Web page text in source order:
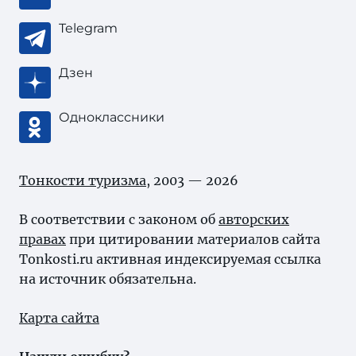
Telegram
Дзен
Одноклассники
Тонкости туризма, 2003 — 2026
В соответствии с законом об авторских
правах при цитировании материалов сайта
Tonkosti.ru активная индексируемая ссылка
на источник обязательна.
Карта сайта